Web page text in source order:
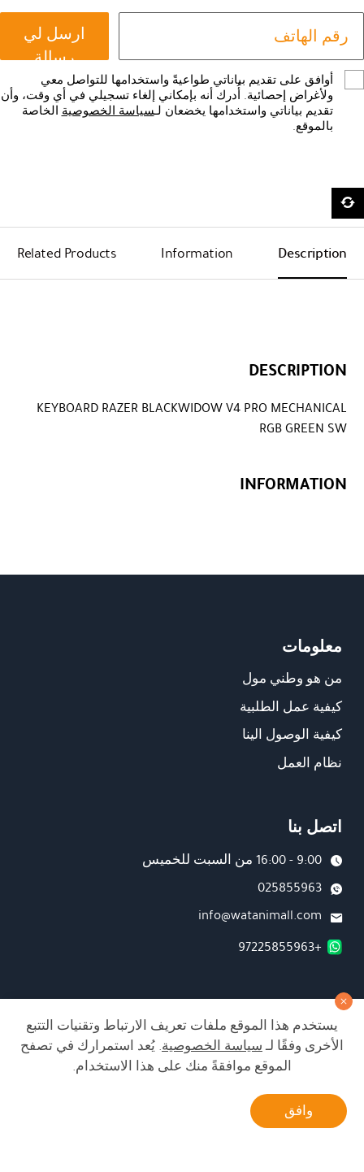
ارسل لي
رسالة
أوافق على تقديم بياناتي طواعيةً واستخدامها للتواصل معي
ولأغراض إحصائية. أُدرك أنه بإمكاني إلغاء تسجيلي في أي وقت، وأن
تقديم بياناتي واستخدامها يخضعان لـسياسة الخصوصية الخاصة
بالموقع.
Description
Information
Related Products
DESCRIPTION
KEYBOARD RAZER BLACKWIDOW V4 PRO MECHANICAL
RGB GREEN SW
INFORMATION
معلومات
من هو وطني مول
كيفية عمل الطلبية
كيفية الوصول الينا
نظام العمل
اتصل بنا
9:00 - 16:00 من السبت للخميس
025855963
info@watanimall.com
+97225855963
فروع
تابعونا على صفحة الفيسبوك
تابعونا على انستغرام
يستخدم هذا الموقع ملفات تعريف الارتباط وتقنيات التتبع
الأخرى وفقًا لـسياسة الخصوصية. يُعد استمرارك في تصفح
الموقع موافقةً منك على هذا الاستخدام.
وافق